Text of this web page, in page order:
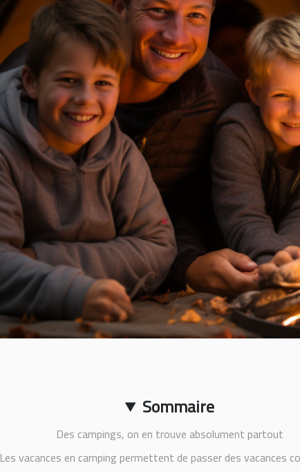
Sommaire
Des campings, on en trouve absolument partout
Les vacances en camping permettent de passer des vacances